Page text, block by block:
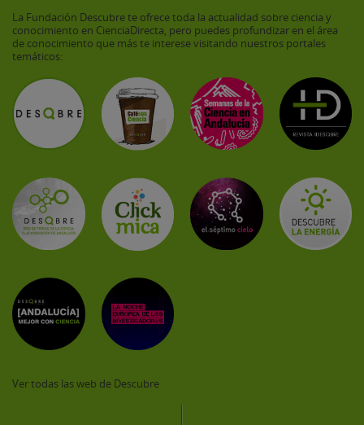
La Fundación Descubre te ofrece toda la actualidad sobre ciencia y
conocimiento en CienciaDirecta, pero puedes profundizar en el área
de conocimiento que más te interese visitando nuestros portales
temáticos:
Ver todas las web de Descubre